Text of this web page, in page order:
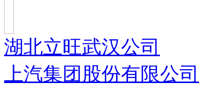
湖北立旺武汉公司
上汽集团股份有限公司